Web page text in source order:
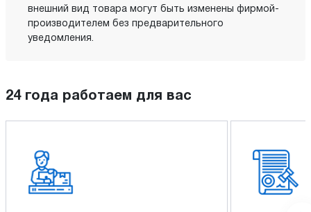
внешний вид товара могут быть изменены фирмой-
производителем без предварительного
уведомления.
24 года работаем для вас